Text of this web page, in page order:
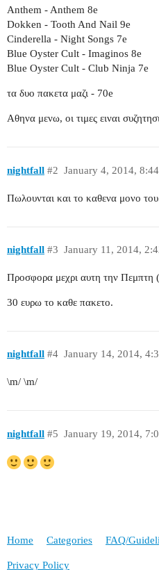
Anthem - Anthem 8e
Dokken - Tooth And Nail 9e
Cinderella - Night Songs 7e
Blue Oyster Cult - Imaginos 8e
Blue Oyster Cult - Club Ninja 7e
τα δυο πακετα μαζι - 70e
Αθηνα μενω, οι τιμες ειναι
nightfall January 4, 2014,
#2
Πωλουνται και το καθενα μονο
nightfall January 11, 2014,
#3
Προσφορα μεχρι αυτη την Πεμπτη
30 ευρω το καθε πακετο.
nightfall January 14, 2014,
#4
\m/ \m/
nightfall January 19, 2014,
#5
Home Categories FAQ/
Privacy Policy